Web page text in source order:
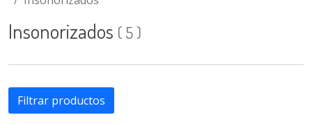
Insonorizados ( 5)
Filtrar productos